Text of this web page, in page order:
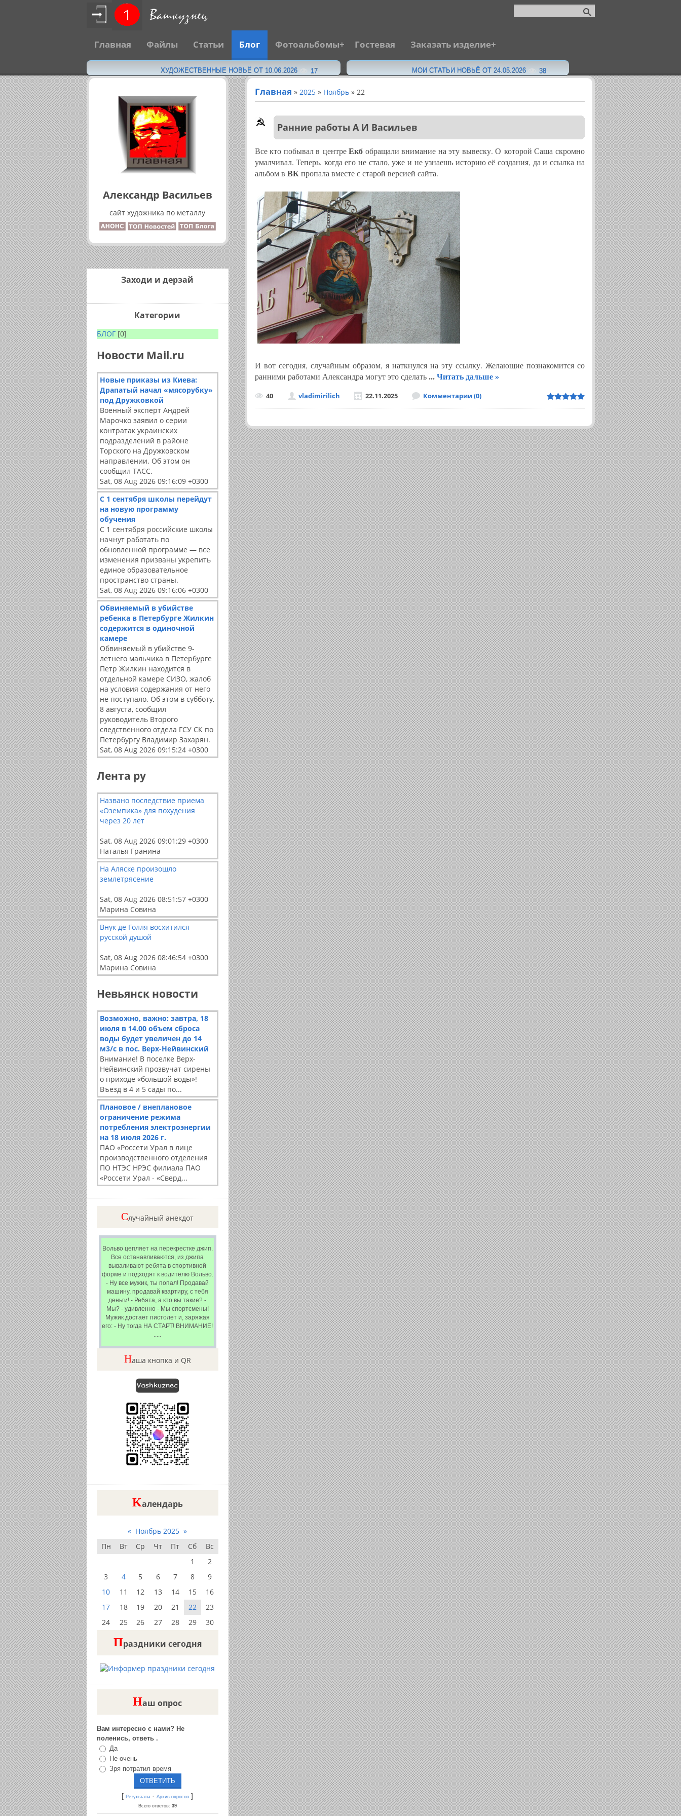
Главная Файлы Статьи Блог Фотоальбомы Гостевая Заказать изделие
ХУДОЖЕСТВЕННЫЕ НОВЬЁ ОТ 10.06.2026 17 · МОИ СТАТЬИ НОВЬЁ ОТ 24.05.2026 38
Александр Васильев
сайт художника по металлу
Главная » 2025 » Ноябрь » 22
Ранние работы А И Васильев
Все кто побывал в центреЕкб обращали внимание на эту вывеску. О которой Саша скромно
умалчивал. Теперь, когда его не стало, уже и не узнаешь историю её создания, да и ссылка на
альбом в ВКпропала вместе с старой версией сайта.
И вот сегодня, случайным образом, я наткнулся на эту ссылку. Желающие познакомится со
ранними работами Александра могут это сделать...Читать дальше »
40 vladimirilich 22.11.2025 Комментарии (0)
Заходи и дерзай
Категории
БЛОГ [0]
Новости Mail.ru
Новые приказы из Киева:
Драпатый начал «мясорубку»
под Дружковкой
Военный эксперт Андрей
Марочко заявил о серии
контратак украинских
подразделений в районе
Торского на Дружковском
направлении. Об этом он
сообщил ТАСС.
Sat, 08 Aug 2026 09:16:09 +0300
С 1 сентября школы перейдут
на новую программу
обучения
С 1 сентября российские школы
начнут работать по
обновленной программе — все
изменения призваны укрепить
единое образовательное
пространство страны.
Sat, 08 Aug 2026 09:16:06 +0300
Обвиняемый в убийстве
ребенка в Петербурге Жилкин
содержится в одиночной
камере
Обвиняемый в убийстве 9-
летнего мальчика в Петербурге
Петр Жилкин находится в
отдельной камере СИЗО, жалоб
на условия содержания от него
не поступало. Об этом в субботу,
8 августа, сообщил
руководитель Второго
следственного отдела ГСУ СК по
Петербургу Владимир Захарян.
Sat, 08 Aug 2026 09:15:24 +0300
Лента ру
Названо последствие приема
«Оземпика» для похудения
через 20 лет
Sat, 08 Aug 2026 09:01:29 +0300
Наталья Гранина
На Аляске произошло
землетрясение
Sat, 08 Aug 2026 08:51:57 +0300
Марина Совина
Внук де Голля восхитился
русской душой
Sat, 08 Aug 2026 08:46:54 +0300
Марина Совина
Невьянск новости
Возможно, важно: завтра, 18
июля в 14.00 объем сброса
воды будет увеличен до 14
м3/с в пос. Верх-Нейвинский
Внимание! В поселке Верх-
Нейвинский прозвучат сирены
о приходе «большой воды»!
Въезд в 4 и 5 сады по...
Плановое / внеплановое
ограничение режима
потребления электроэнергии
на 18 июля 2026 г.
ПАО «Россети Урал в лице
производственного отделения
ПО НТЭС НРЭС филиала ПАО
«Россети Урал - «Сверд...
Cлучайный анекдот
Вольво цепляет на пеpекpестке джип.
Все останавливаются, из джипа
вываливают pебята в споpтивной
фоpме и подходят к водителю Вольво.
- Hу все мужик, ты попал! Пpодавай
машину, пpодавай кваpтиpу, с тебя
деньги! - Ребята, а кто вы такие? -
Мы? - удивленно - Мы споpтсмены!
Мужик достает пистолет и, заpяжая
его: - Hу тогда HА СТАРТ! ВHИМАHИЕ!
.....
Наша кнопка и QR
Kалендарь
« Ноябрь 2025 »
Пн
Вт Ср Чт Пт Сб
Вс
1
2
3
4 5 6 7 8
9
10
11 12 13 14 15
16
17
18 19 20 21 22
23
24
25 26 27 28 29 30
Праздники сегодня
Наш опрос
Вам интересно с нами? Не
поленись, ответь .
Да
Не очень
Зря потратил время
[ Результаты · Архив опросов ]
Всего ответов: 39